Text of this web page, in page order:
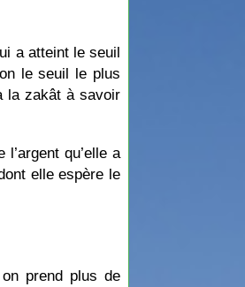
a atteint le seuil
le seuil le plus
la zakât à savoir
qu’elle a
elle espère le
prend plus de